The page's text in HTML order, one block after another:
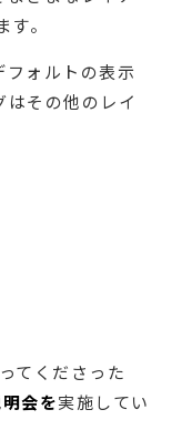
。
ォルトの表示
その他のレイ
てくださった
会を実施してい